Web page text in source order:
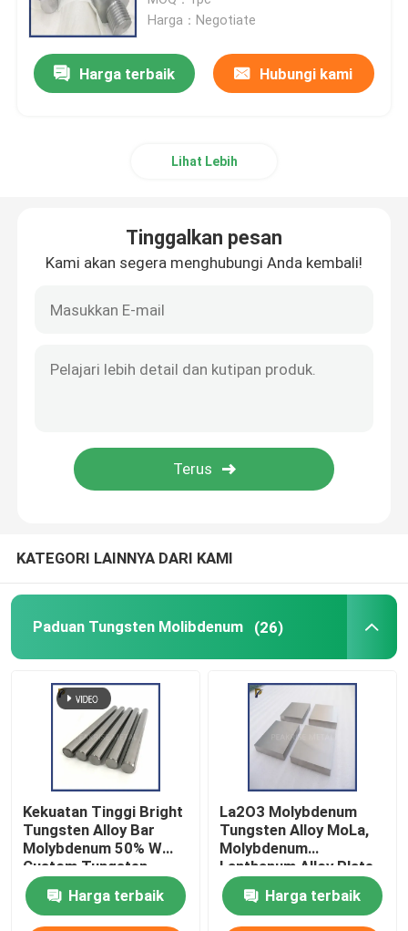
elektroda molibdenum
Produk Titanium
Harga：Negotiate
Harga terbaik Hubungi kami
Lihat Lebih
Tinggalkan pesan
Kami akan segera menghubungi Anda kembali!
KATEGORI LAINNYA DARI KAMI
Paduan Tungsten Molibdenum (26)
Kekuatan Tinggi Bright
Tungsten Alloy Bar
Molybdenum 50% W
Custom Tungsten
Molybdenum Alloy Rod
Dipoles Permukaan
WMo Alloy
Harga terbaik
La2O3 Molybdenum
Tungsten Alloy MoLa,
Molybdenum
Lanthanum Alloy Plate
Harga terbaik